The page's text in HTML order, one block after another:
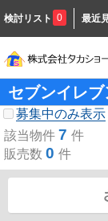
検討リスト 0 最近
セブンイレ
募集中のみ表示
該当物件 7 件
販売数 0 件